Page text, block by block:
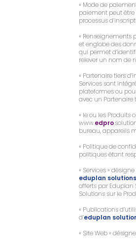
« Mode de
paiement peut
processus
« Renseignements
et englobe des
qui permet
relever un nom de
« Partenaire tiers
Services sont
plateformes ou
avec un Partenaire
« le ou les Produits
www.edpro
bureau, appareils
« Politique de
politiques étant
« Services »
eduplan solutions
offerts par Eduplan
Solutions sur le
« Publications
d’eduplan
« Site Web »